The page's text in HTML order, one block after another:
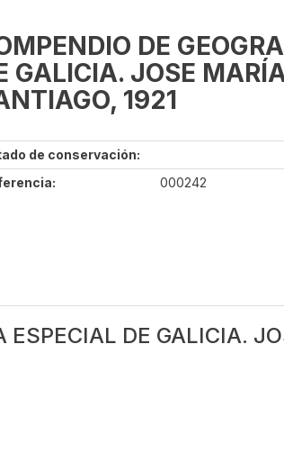
DE
GALICIA. JOSE
1921
de conservación:
000242
ESPECIAL DE GALICIA.